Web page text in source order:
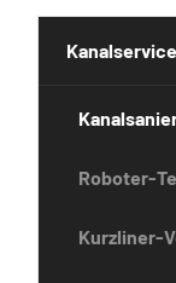
Roboter-
Kurzliner-